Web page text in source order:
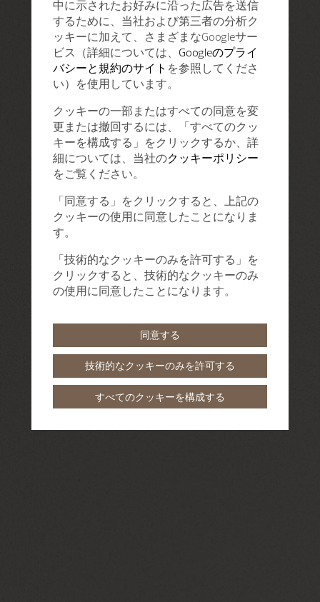
中に示されたお好みに沿った広告を送信
するために、当社および第三者の分析ク
ッキーに加えて、さまざまなGoogleサー
ビス（詳細については、 Googleのプライ
バシーと規約のサイト を参照してくださ
い）を使用しています。
クッキーの一部またはすべての同意を変
更または撤回するには、「すべてのクッ
キーを構成する」をクリックするか、詳
細については、当社のクッキーポリシー
をご覧ください。
「同意する」をクリックすると、上記の
クッキーの使用に同意したことになりま
す。
「技術的なクッキーのみを許可する」を
クリックすると、技術的なクッキーのみ
の使用に同意したことになります。
同意する
技術的なクッキーのみを許可する
すべてのクッキーを構成する